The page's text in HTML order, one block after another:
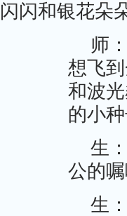
闪和银花朵
师
想飞
和波
的小
生
公的
生